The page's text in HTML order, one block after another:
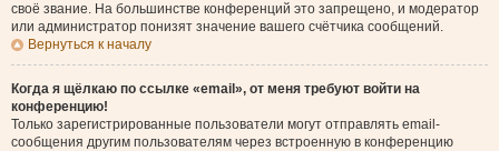
своё звание. На большинстве конференций это запрещено, и модератор
или администратор понизят значение вашего счётчика сообщений.
Вернуться к началу
Когда я щёлкаю по ссылке «email», от меня требуют войти на
конференцию!
Только зарегистрированные пользователи могут отправлять email-
сообщения другим пользователям через встроенную в конференцию